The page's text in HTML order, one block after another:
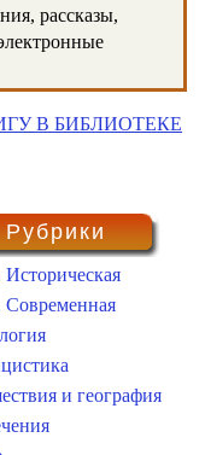
рассказы,
В БИБЛИОТЕКЕ
Рубрики
Историческая
Современная
и география